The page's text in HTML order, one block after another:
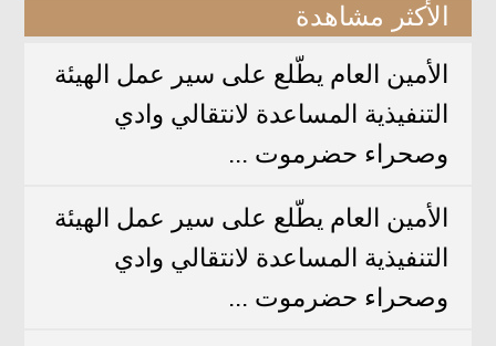
الأكثر مشاهدة
الأمين العام يطّلع على سير عمل الهيئة
التنفيذية المساعدة لانتقالي وادي
وصحراء حضرموت ...
الأمين العام يطّلع على سير عمل الهيئة
التنفيذية المساعدة لانتقالي وادي
وصحراء حضرموت ...